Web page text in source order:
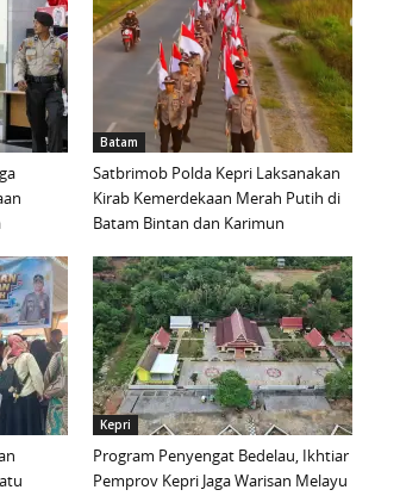
Batam
Satbrimob Polda Kepri Laksanakan
Kirab Kemerdekaan Merah Putih di
Batam Bintan dan Karimun
Kepri
Program Penyengat Bedelau, Ikhtiar
Pemprov Kepri Jaga Warisan Melayu